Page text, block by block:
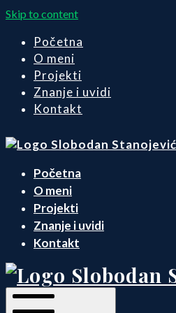
Skip to content
Početna
O meni
Projekti
Znanje i uvidi
Kontakt
Početna
O meni
Projekti
Znanje i uvidi
Kontakt